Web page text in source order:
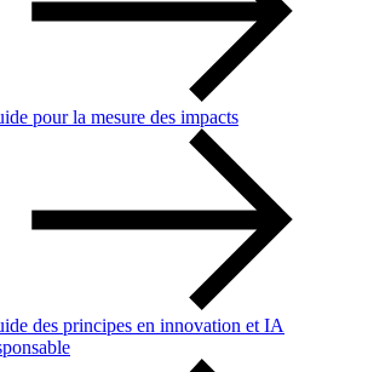
pour la mesure des impacts
des principes en innovation et IA